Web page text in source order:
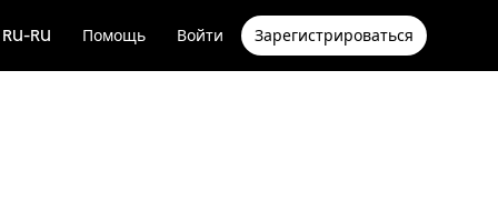
RU-RU Помощь Войти Зарегистрироваться